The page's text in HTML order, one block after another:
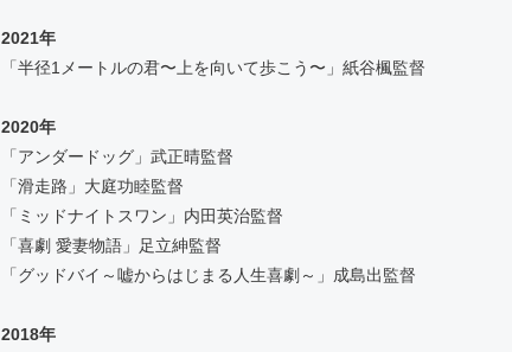
2021年
「半径1メートルの君〜上を向いて歩こう〜」紙谷楓監督
2020年
「アンダードッグ」武正晴監督
「滑走路」大庭功睦監督
「ミッドナイトスワン」内田英治監督
「喜劇 愛妻物語」足立紳監督
「グッドバイ～嘘からはじまる人生喜劇～」成島出監督
2018年